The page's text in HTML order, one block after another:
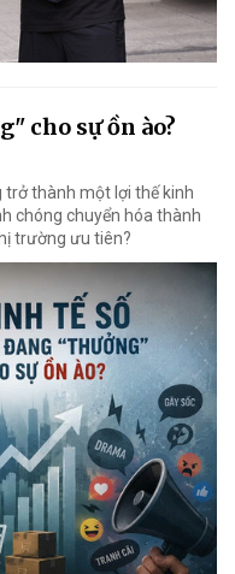
cho sự ồn ào?
thành một lợi thế kinh
chóng chuyển hóa thành
trường ưu tiên?